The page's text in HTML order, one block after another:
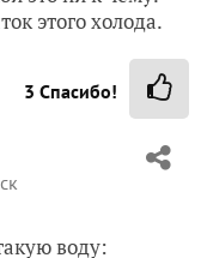
этого холода.
3 Спасибо!
воду: